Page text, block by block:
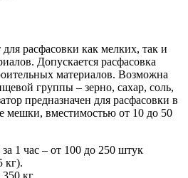
расфасовки как мелких, так и
Допускается расфасовка
материалов. Возможна
группы – зерно, сахар, соль,
предназначен для расфасовки в
мешки, вместимостью от 10 до 50
1 час – от 100 до 250 штук
кг).
кг.